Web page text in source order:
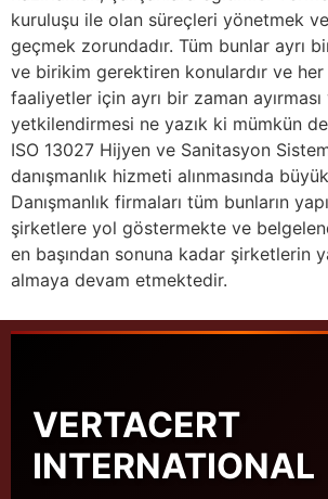
kuruluşu ile olan süreçleri yönetmek
geçmek zorundadır. Tüm bunlar ayrı
ve birikim gerektiren konulardır ve
faaliyetler için ayrı bir zaman
yetkilendirmesi ne yazık ki mümkün
ISO 13027 Hijyen ve Sanitasyon
danışmanlık hizmeti alınmasında
Danışmanlık firmaları tüm bunların
şirketlere yol göstermekte ve
en başından sonuna kadar şirketlerin
almaya devam etmektedir.
VERTACERT
INTERNATIONAL